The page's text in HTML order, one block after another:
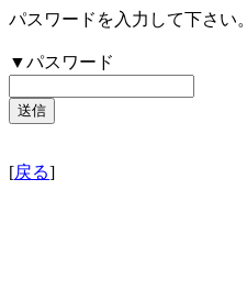
パスワードを入力して下さい。
▼パスワード
[戻る]